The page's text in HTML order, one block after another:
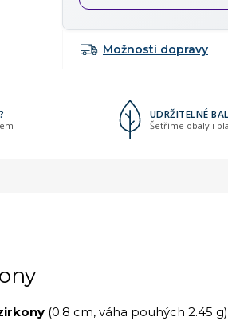
Možnosti dopravy
UDRŽITELNÉ
Šetříme obaly i
(0.8 cm, váha pouhých 2.45